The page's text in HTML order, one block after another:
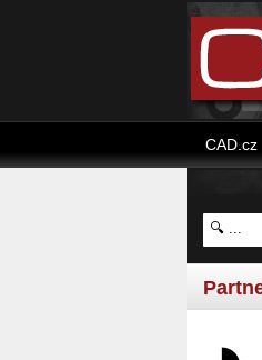
CAD.cz